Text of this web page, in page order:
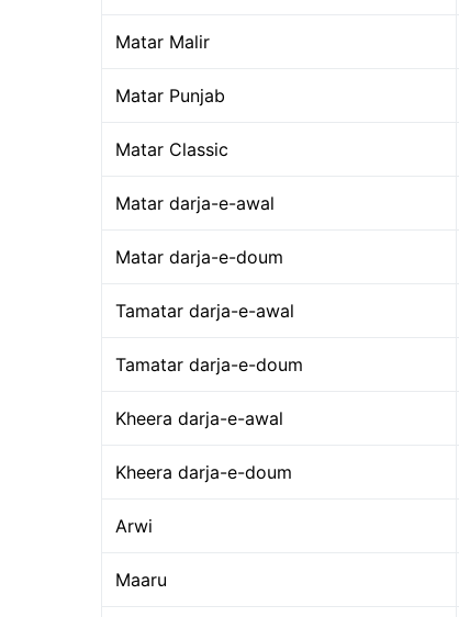
Matar Malir
Matar Punjab
Matar Classic
Matar darja-e-awal
Matar darja-e-doum
Tamatar darja-e-awal
Tamatar darja-e-doum
Kheera darja-e-awal
Kheera darja-e-doum
Arwi
Maaru